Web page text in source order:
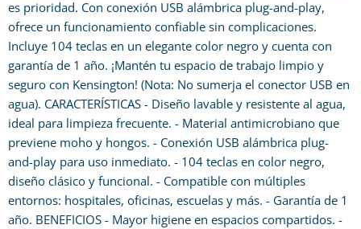
es prioridad. Con conexión USB alámbrica plug-and-play,
ofrece un funcionamiento confiable sin complicaciones.
Incluye 104 teclas en un elegante color negro y cuenta con
garantía de 1 año. ¡Mantén tu espacio de trabajo limpio y
seguro con Kensington! (Nota: No sumerja el conector USB en
agua). CARACTERÍSTICAS - Diseño lavable y resistente al agua,
ideal para limpieza frecuente. - Material antimicrobiano que
previene moho y hongos. - Conexión USB alámbrica plug-
and-play para uso inmediato. - 104 teclas en color negro,
diseño clásico y funcional. - Compatible con múltiples
entornos: hospitales, oficinas, escuelas y más. - Garantía de 1
año. BENEFICIOS - Mayor higiene en espacios compartidos. -